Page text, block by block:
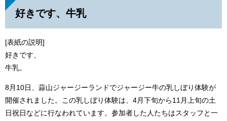
好きです、牛乳
[表紙の説明]
好きです、
牛乳。
8月10日、蒜山ジャージーランドでジャージー牛の乳しぼり体験が
開催されました。この乳しぼり体験は、4月下旬から11月上旬の土
日祝日などに行なわれています。参加者した人たちはスタッフと一